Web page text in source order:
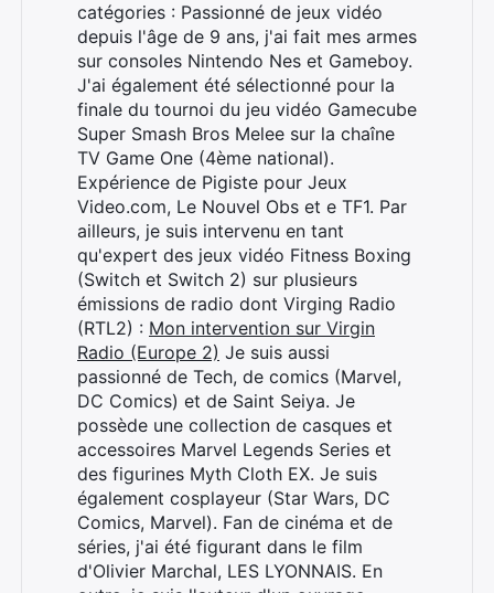
catégories : Passionné de jeux vidéo
depuis l'âge de 9 ans, j'ai fait mes armes
sur consoles Nintendo Nes et Gameboy.
J'ai également été sélectionné pour la
finale du tournoi du jeu vidéo Gamecube
Super Smash Bros Melee sur la chaîne
TV Game One (4ème national).
Expérience de Pigiste pour Jeux
Video.com, Le Nouvel Obs et e TF1. Par
ailleurs, je suis intervenu en tant
qu'expert des jeux vidéo Fitness Boxing
(Switch et Switch 2) sur plusieurs
émissions de radio dont Virging Radio
(RTL2) : Mon intervention sur Virgin
Radio (Europe 2) Je suis aussi
passionné de Tech, de comics (Marvel,
DC Comics) et de Saint Seiya. Je
possède une collection de casques et
accessoires Marvel Legends Series et
des figurines Myth Cloth EX. Je suis
également cosplayeur (Star Wars, DC
Comics, Marvel). Fan de cinéma et de
séries, j'ai été figurant dans le film
d'Olivier Marchal, LES LYONNAIS. En
Rechercher
: